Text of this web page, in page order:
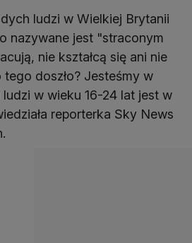
ludzi w Wielkiej Brytanii
nazywane jest "straconym
nie kształcą się ani nie
doszło? Jesteśmy w
w wieku 16-24 lat jest w
reporterka Sky News